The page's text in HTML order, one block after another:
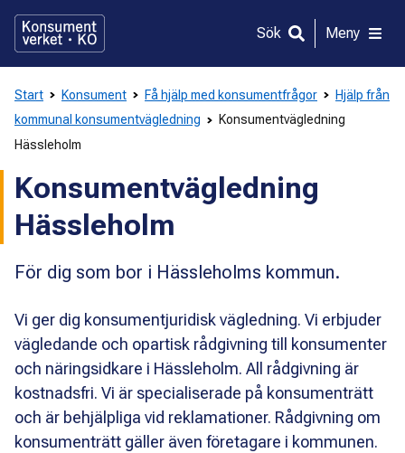
direkt
innehållet
Sök Meny
Start Konsument Få hjälp med konsumentfrågor
Hjälp från
kommunal konsumentvägledning
Konsumentvägledning
Hässleholm
Konsumentvägledning
Hässleholm
För dig som bor i Hässleholms kommun.
Vi ger dig konsumentjuridisk vägledning. Vi erbjuder
vägledande och opartisk rådgivning till konsumenter
och näringsidkare i Hässleholm. All rådgivning är
kostnadsfri. Vi är specialiserade på konsumenträtt
och är behjälpliga vid reklamationer. Rådgivning om
konsumenträtt gäller även företagare i kommunen.